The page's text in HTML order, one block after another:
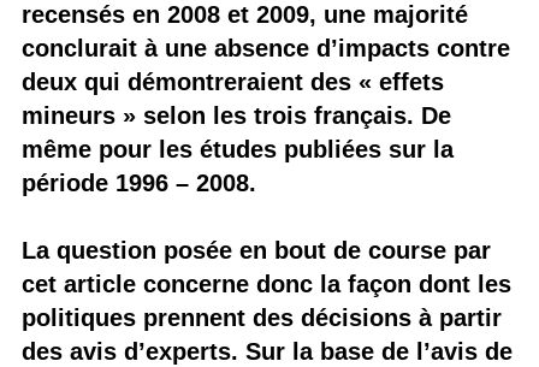
recensés en 2008 et 2009, une majorité
conclurait à une absence d’impacts contre
deux qui démontreraient des « effets
mineurs » selon les trois français. De
même pour les études publiées sur la
période 1996 – 2008.
La question posée en bout de course par
cet article concerne donc la façon dont les
politiques prennent des décisions à partir
des avis d’experts. Sur la base de l’avis de